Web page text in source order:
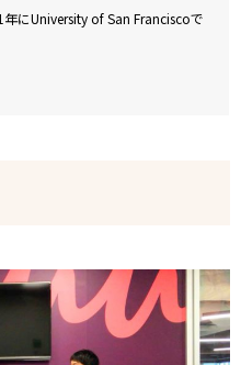
にUniversity of San Franciscoで